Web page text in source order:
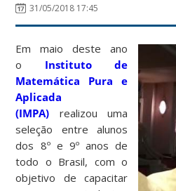
31/05/2018 17:45
Em maio deste ano
o Instituto de
Matemática Pura e
Aplicada
(IMPA) realizou uma
seleção entre alunos
dos 8º e 9º anos de
todo o Brasil, com o
objetivo de capacitar